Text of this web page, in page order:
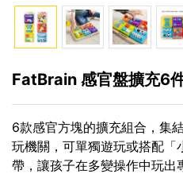
FatBrain 感官盤擴充6
6款感官方塊的擴充組合，集
玩機關，可單獨遊玩或搭配
帶，讓孩子在多變操作中玩出